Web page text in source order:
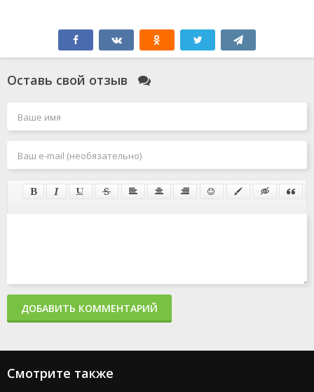
Оставь свой отзыв
ДОБАВИТЬ КОММЕНТАРИЙ
Смотрите также